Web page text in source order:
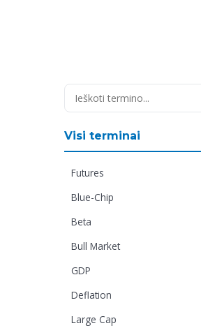
Visi terminai
Futures
Blue-Chip
Beta
Bull Market
GDP
Deflation
Large Cap